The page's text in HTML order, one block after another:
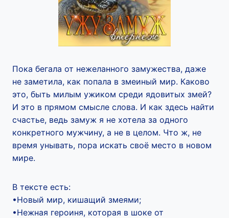
Пока бегала от нежеланного замужества, даже
не заметила, как попала в змеиный мир. Каково
это, быть милым ужиком среди ядовитых змей?
И это в прямом смысле слова. И как здесь найти
счастье, ведь замуж я не хотела за одного
конкретного мужчину, а не в целом. Что ж, не
время унывать, пора искать своё место в новом
мире.
В тексте есть:
•Новый мир, кишащий змеями;
•Нежная героиня, которая в шоке от